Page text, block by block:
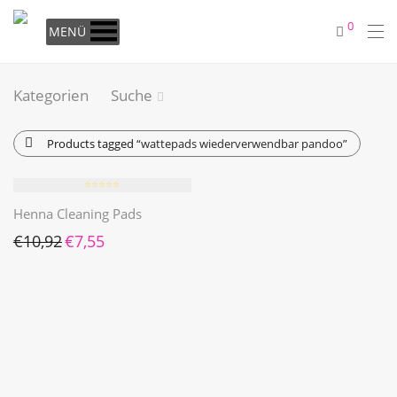
MENÜ 0
Kategorien Suche
Products tagged “wattepads wiederverwendbar pandoo”
⭐️⭐️⭐️⭐️⭐️
Henna Cleaning Pads
€10,92 Ursprünglicher Preis war: €10,92
€7,55